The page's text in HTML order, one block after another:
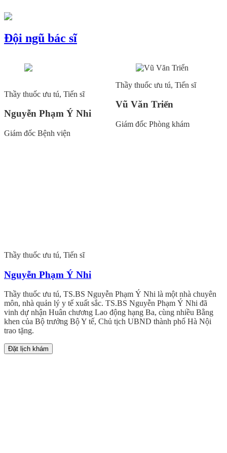
Đội ngũ bác sĩ
Thầy thuốc ưu tú, Tiến sĩ
Nguyễn Phạm Ý Nhi
Giám đốc Bệnh viện
Thầy thuốc ưu tú, Tiến sĩ
Vũ Văn Triển
Giám đốc Phòng khám
Thầy thuốc ưu tú, Tiến sĩ
Nguyễn Phạm Ý Nhi
Thầy thuốc ưu tú, TS.BS Nguyễn Phạm Ý Nhi là một nhà chuyên
môn, nhà quản lý y tế xuất sắc. TS.BS Nguyễn Phạm Ý Nhi đã
vinh dự nhận Huân chương Lao động hạng Ba, cùng nhiều Bằng
khen của Bộ trưởng Bộ Y tế, Chủ tịch UBND thành phố Hà Nội
trao tặng.
Đặt lịch khám